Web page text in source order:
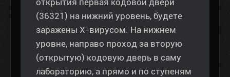
(36321) на нижний уровень, будете
заражены Х-вирусом. На нижнем
уровне, направо проход за вторую
(открытую) кодовую дверь в саму
лабораторию, а прямо и по ступеням